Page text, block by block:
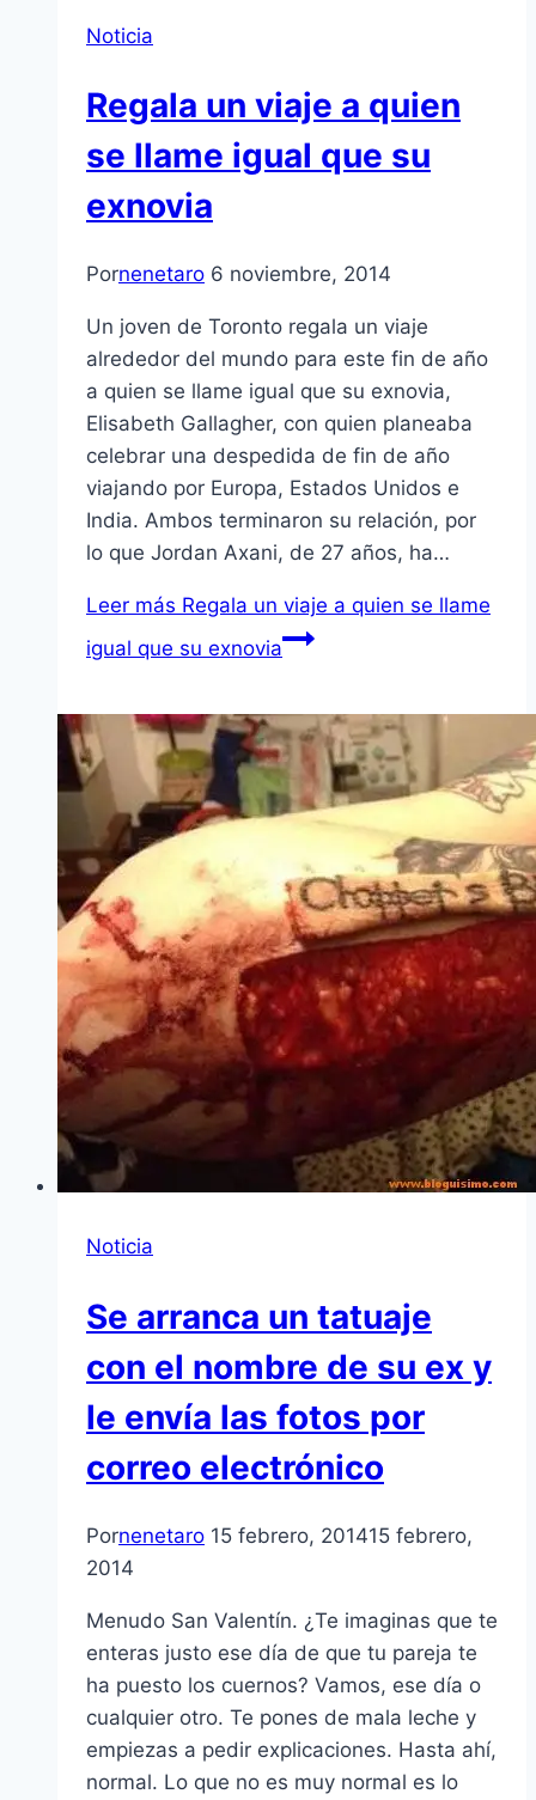
Noticia
Regala un viaje a quien
se llame igual que su
exnovia
Pornenetaro 6 noviembre, 2014
Un joven de Toronto regala un viaje
alrededor del mundo para este fin de año
a quien se llame igual que su exnovia,
Elisabeth Gallagher, con quien planeaba
celebrar una despedida de fin de año
viajando por Europa, Estados Unidos e
India. Ambos terminaron su relación, por
lo que Jordan Axani, de 27 años, ha…
Leer más Regala un viaje a quien se llame
igual que su exnovia
Noticia
Se arranca un tatuaje
con el nombre de su ex y
le envía las fotos por
correo electrónico
Pornenetaro 15 febrero, 201415 febrero,
2014
Menudo San Valentín. ¿Te imaginas que te
enteras justo ese día de que tu pareja te
ha puesto los cuernos? Vamos, ese día o
cualquier otro. Te pones de mala leche y
empiezas a pedir explicaciones. Hasta ahí,
normal. Lo que no es muy normal es lo